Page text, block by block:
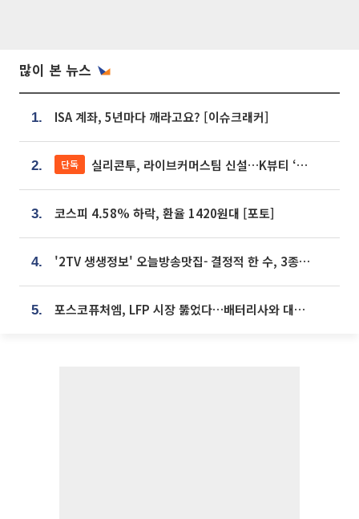
많이 본 뉴스
1. ISA 계좌, 5년마다 깨라고요? [이슈크래커]
2. 단독 실리콘투, 라이브커머스팀 신설…K뷰티 ‘글로벌 판매망’ 확대[K뷰티 라방戰]
3. 코스피 4.58% 하락, 환율 1420원대 [포토]
4. '2TV 생생정보' 오늘방송맛집- 결정적 한 수, 3종 메밀면! 메밀 소바 맛집 '의○○○○'
5. 포스코퓨처엠, LFP 시장 뚫었다…배터리사와 대규모 장기 공급 합의